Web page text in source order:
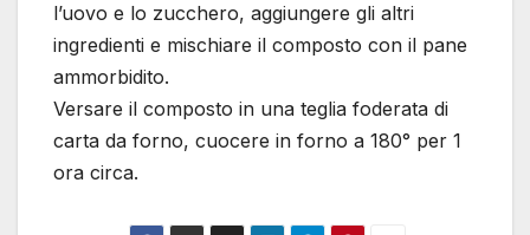
l’uovo e lo zucchero, aggiungere gli altri
ingredienti e mischiare il composto con il pane
ammorbidito.
Versare il composto in una teglia foderata di
carta da forno, cuocere in forno a 180° per 1
ora circa.